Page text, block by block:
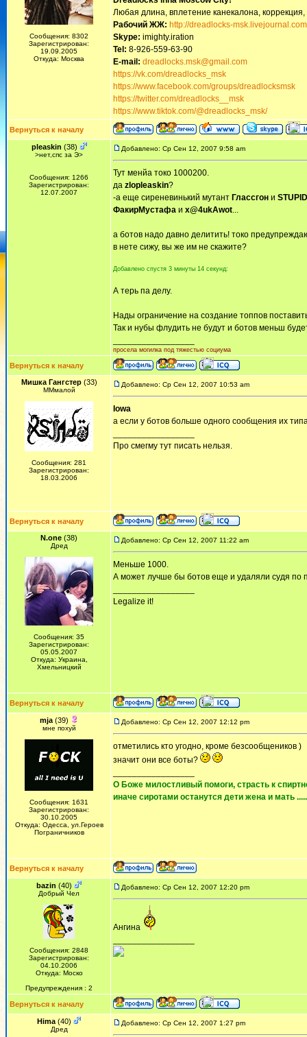
Сообщения: 8302
Зарегистрирован:
19.09.2005
Откуда: Москва
Любая длина, вплетение канекалона,
Рабочий ЖЖ: http://dreadlocks-
Skype: imighty.iration
Tel: 8-926-559-63-90
E-mail: dreadlocks.msk@gmail.com
https://vk.com/dreadlocks_msk
https://www.facebook.com/groups/dreadlocksmsk
https://twitter.com/dreadlocks__msk
https://www.tiktok.com/@dreadlocks_msk/
Вернуться к началу
pleaskin (38)
>нет,спс за Э>
Сообщения: 1266
Зарегистрирован:
12.07.2007
Добавлено: Ср Сен 12, 2007 9:58 am
Тут менйа токо 1000200.
да zlopleaskin?
-а еще сиреневинький мутант Глассгон и
ФакирМустафа и x@4ukAwot...
а ботов надо давно делитить! токо
в нете сижу, вы же им не скажите?
Добавлено спустя 3 минуты 14 секунд:
А терь па делу.
Нады ограничение на создание топпов
Так и нубы флудить не будут и ботов меньш
просела могилка под тяжестью социума
Вернуться к началу
Мишка Гангстер(33)
ММмалой
Сообщения: 281
Зарегистрирован:
18.03.2006
Добавлено: Ср Сен 12, 2007 10:53 am
Iowa
а если у ботов больше одного сообщения их
Про смегму тут писать нельзя.
Вернуться к началу
N.one (38)
Дред
Сообщения: 35
Зарегистрирован:
05.05.2007
Откуда: Украина,
Хмельницкий
Добавлено: Ср Сен 12, 2007 11:22 am
Меньше 1000.
А может лучше бы ботов еще и удаляли судя по
Legalize it!
Вернуться к началу
mja (39)
мне похуй
Сообщения: 1631
Зарегистрирован:
30.10.2005
Откуда: Одесса, ул.Героев
Пограничников
Добавлено: Ср Сен 12, 2007 12:12 pm
отметились кто угодно, кроме безсообщеников )
значит они все боты?
О Боже милостливый помоги, страсть к
иначе сиротами останутся дети жена и мать
Вернуться к началу
bazin (40)
Добрый Чел
Сообщения: 2848
Зарегистрирован:
04.10.2006
Откуда: Моско
Предупреждения : 2
Добавлено: Ср Сен 12, 2007 12:20 pm
Ангина
Вернуться к началу
Hima (40)
Дред
Добавлено: Ср Сен 12, 2007 1:27 pm